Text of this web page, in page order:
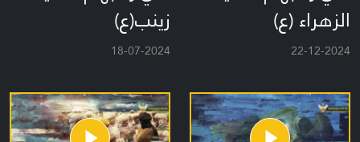
الزهراء (ع)
22-12-2024
زينب(ع)
18-07-2024